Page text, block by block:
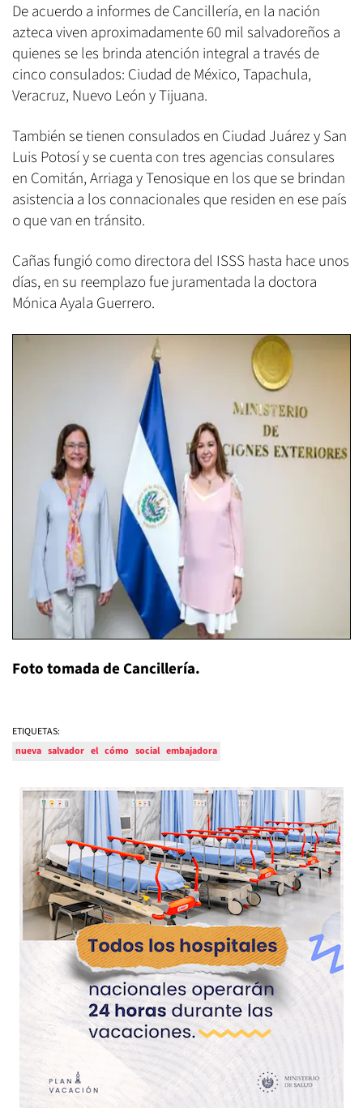
De acuerdo a informes de Cancillería, en la nación
azteca viven aproximadamente 60 mil salvadoreños a
quienes se les brinda atención integral a través de
cinco consulados: Ciudad de México, Tapachula,
Veracruz, Nuevo León y Tijuana.
También se tienen consulados en Ciudad Juárez y San
Luis Potosí y se cuenta con tres agencias consulares
en Comitán, Arriaga y Tenosique en los que se brindan
asistencia a los connacionales que residen en ese país
o que van en tránsito.
Cañas fungió como directora del ISSS hasta hace unos
días, en su reemplazo fue juramentada la doctora
Mónica Ayala Guerrero.
Foto tomada de Cancillería.
ETIQUETAS:
nueva salvador el cómo social embajadora